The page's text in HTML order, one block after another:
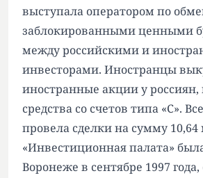
выступала оператором по
заблокированными ценными
между российскими и
инвесторами. Иностранцы
иностранные акции у россиян,
средства со счетов типа «С».
провела сделки на сумму 10,64
«Инвестиционная палата»
Воронеже в сентябре 1997 года,